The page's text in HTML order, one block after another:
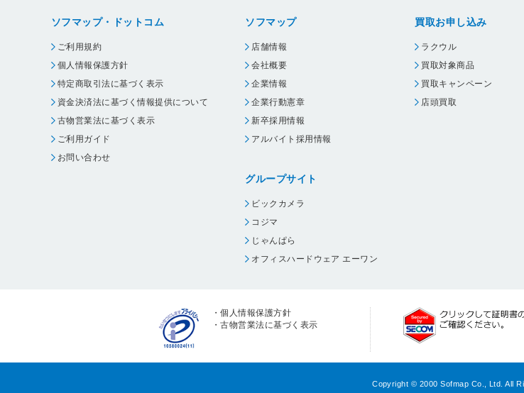
ソフマップ・ドットコム
ご利用規約
個人情報保護方針
特定商取引法に基づく表示
資金決済法に基づく情報提供について
古物営業法に基づく表示
ご利用ガイド
お問い合わせ
ソフマップ
店舗情報
会社概要
企業情報
企業行動憲章
新卒採用情報
アルバイト採用情報
グループサイト
ビックカメラ
コジマ
じゃんぱら
オフィスハードウェア エーワン
買取お申し込み
ラクウル
買取対象商品
買取キャンペーン
店頭買取
・個人情報保護方針
・古物営業法に基づく表示
Copyright © 2000 Sofmap Co., Ltd. All